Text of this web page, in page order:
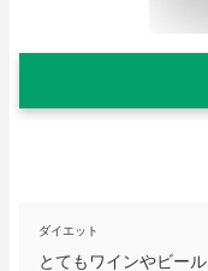
ダイエット
とてもワインやビー